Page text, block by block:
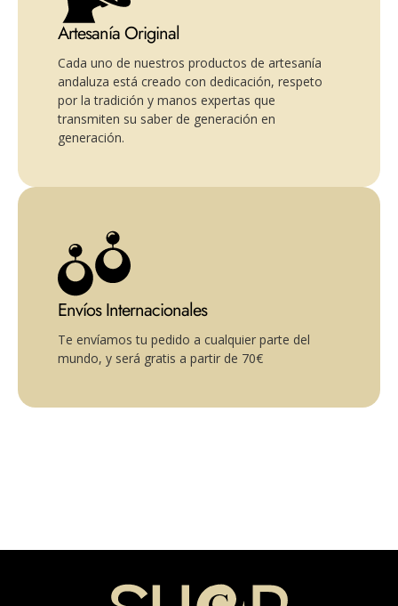
Artesanía Original
Cada uno de nuestros productos de artesanía
andaluza está creado con dedicación, respeto
por la tradición y manos expertas que
transmiten su saber de generación en
generación.
Envíos Internacionales
Te envíamos tu pedido a cualquier parte del
mundo, y será gratis a partir de 70€